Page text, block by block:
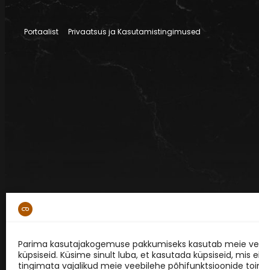
Parima kasutajakogemuse pakkumiseks kasutab meie
küpsiseid. Küsime sinult luba, et kasutada küpsiseid, mis
tingimata vajalikud meie veebilehe põhifunktsioonide
Portaalist Privaatsus ja Kasutamistingimused